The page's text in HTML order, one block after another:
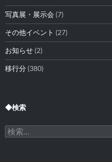
写真展・展示会 (7)
その他イベント (27)
お知らせ (2)
移行分 (380)
◆検索
検
索: